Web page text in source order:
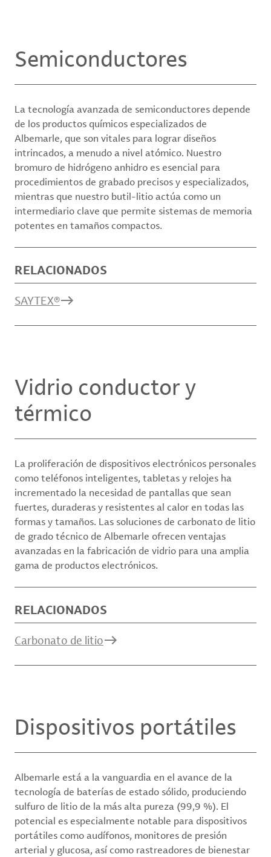
Semiconductores
La tecnología avanzada de semiconductores depende
de los productos químicos especializados de
Albemarle, que son vitales para lograr diseños
intrincados, a menudo a nivel atómico. Nuestro
bromuro de hidrógeno anhidro es esencial para
procedimientos de grabado precisos y especializados,
mientras que nuestro butil-litio actúa como un
intermediario clave que permite sistemas de memoria
potentes en tamaños compactos.
RELACIONADOS
SAYTEX®
Vidrio conductor y
térmico
La proliferación de dispositivos electrónicos personales
como teléfonos inteligentes, tabletas y relojes ha
incrementado la necesidad de pantallas que sean
fuertes, duraderas y resistentes al calor en todas las
formas y tamaños. Las soluciones de carbonato de litio
de grado técnico de Albemarle ofrecen ventajas
avanzadas en la fabricación de vidrio para una amplia
gama de productos electrónicos.
RELACIONADOS
Carbonato de litio
Dispositivos portátiles
Albemarle está a la vanguardia en el avance de la
tecnología de baterías de estado sólido, produciendo
sulfuro de litio de la más alta pureza (99,9 %). El
potencial es especialmente notable para dispositivos
portátiles como audífonos, monitores de presión
arterial y glucosa, así como rastreadores de bienestar